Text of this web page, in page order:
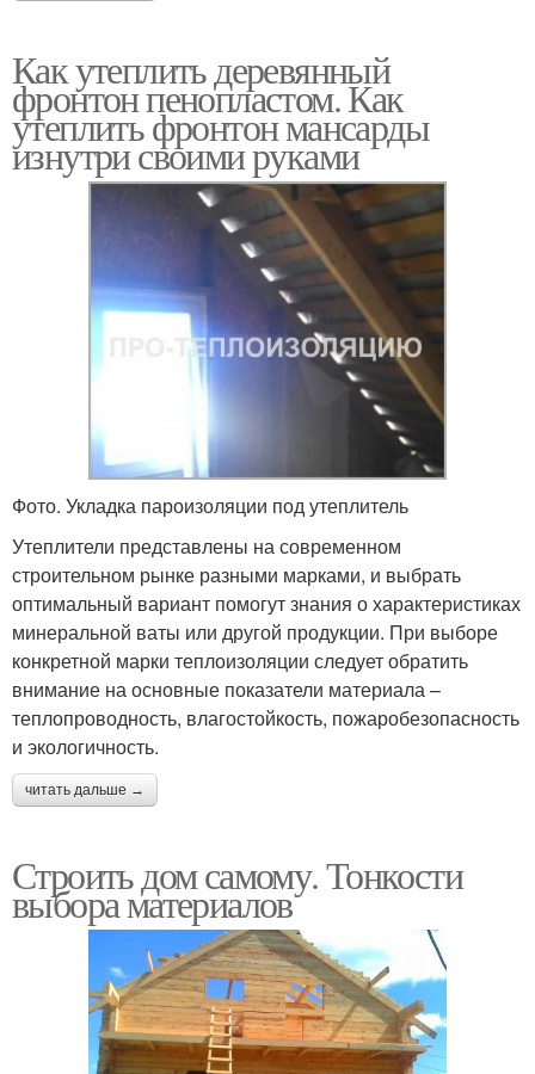
Как утеплить деревянный
фронтон пенопластом. Как
утеплить фронтон мансарды
изнутри своими руками
Фото. Укладка пароизоляции под утеплитель
Утеплители представлены на современном
строительном рынке разными марками, и выбрать
оптимальный вариант помогут знания о характеристиках
минеральной ваты или другой продукции. При выборе
конкретной марки теплоизоляции следует обратить
внимание на основные показатели материала –
теплопроводность, влагостойкость, пожаробезопасность
и экологичность.
читать дальше →
Строить дом самому. Тонкости
выбора материалов